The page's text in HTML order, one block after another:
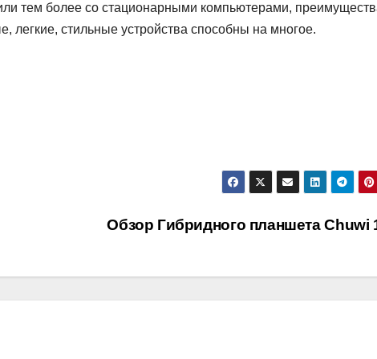
тем более со стационарными компьютерами,
стильные устройства способны на многое.
Обзор Гибридного планшета Chuwi